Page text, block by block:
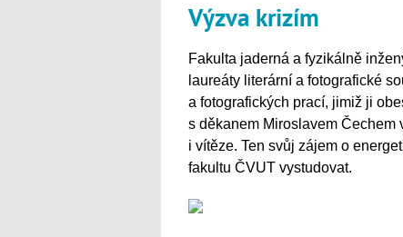
Výzva krizím
Fakulta jaderná a fyzikálně
laureáty literární a fotografické
a fotografických prací, jimiž ji
s děkanem Miroslavem
i vítěze. Ten svůj zájem o
fakultu ČVUT vystudovat.